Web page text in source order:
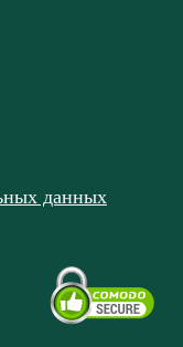
данных